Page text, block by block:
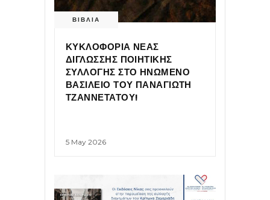
ΒΙΒΛΙΑ
ΚΥΚΛΟΦΟΡΙΑ ΝΕΑΣ
ΔΙΓΛΩΣΣΗΣ ΠΟΙΗΤΙΚΗΣ
ΣΥΛΛΟΓΗΣ ΣΤΟ ΗΝΩΜΕΝΟ
ΒΑΣΙΛΕΙΟ ΤΟΥ ΠΑΝΑΓΙΩΤΗ
ΤΖΑΝΝΕΤΑΤΟΥ!
5 May 2026